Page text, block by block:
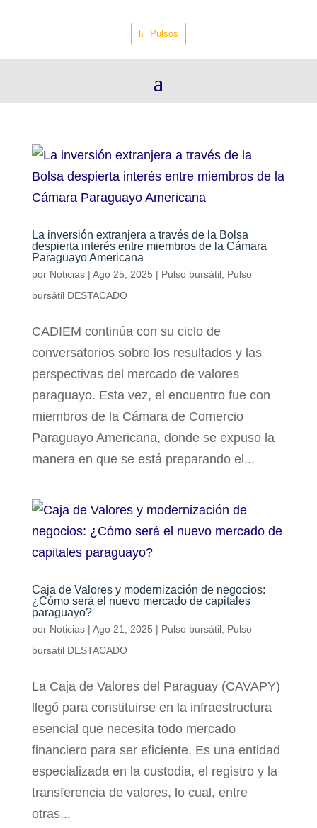
Pulsos
La inversión extranjera a través de la Bolsa
despierta interés entre miembros de la Cámara
Paraguayo Americana
por Noticias| Ago 25, 2025 | Pulso bursátil, Pulso
bursátil DESTACADO
CADIEM continúa con su ciclo de
conversatorios sobre los resultados y las
perspectivas del mercado de valores
paraguayo. Esta vez, el encuentro fue con
miembros de la Cámara de Comercio
Paraguayo Americana, donde se expuso la
manera en que se está preparando el...
Caja de Valores y modernización de negocios:
¿Cómo será el nuevo mercado de capitales
paraguayo?
por Noticias| Ago 21, 2025 | Pulso bursátil, Pulso
bursátil DESTACADO
La Caja de Valores del Paraguay (CAVAPY)
llegó para constituirse en la infraestructura
esencial que necesita todo mercado
financiero para ser eficiente. Es una entidad
especializada en la custodia, el registro y la
transferencia de valores, lo cual, entre
otras...